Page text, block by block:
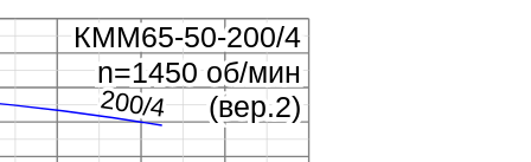
200/4
200/4
КММ65-50-200/4
n=1450 об/мин
(вер.2)
КММ65-50-200/4
n=1450 об/мин
(вер.2)